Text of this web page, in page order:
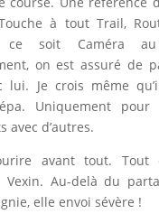
à tout Trail,
ce soit Caméra
on est assuré de
lui. Je crois même
Uniquement pour
avec d’autres.
avant tout. Tout
Au-delà du
elle envoi sévère !